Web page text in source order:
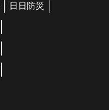
日日防災